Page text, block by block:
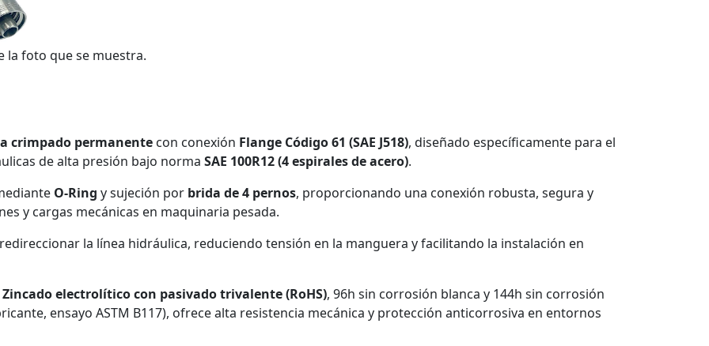
la foto que se muestra.
crimpado permanente con conexión Flange Código 61 (SAE J518), diseñado específicamente para el
de alta presión bajo norma SAE 100R12 (4 espirales de acero).
O-Ring y sujeción por brida de 4 pernos, proporcionando una conexión robusta, segura y
y cargas mecánicas en maquinaria pesada.
la línea hidráulica, reduciendo tensión en la manguera y facilitando la instalación en
Zincado electrolítico con pasivado trivalente (RoHS), 96h sin corrosión blanca y 144h sin corrosión
ensayo ASTM B117), ofrece alta resistencia mecánica y protección anticorrosiva en entornos